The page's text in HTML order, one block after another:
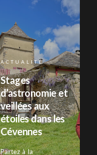
ACTUALITÉ
Stages
d’astronomie et
veillées aux
étoiles dans les
Cévennes
Partez à la